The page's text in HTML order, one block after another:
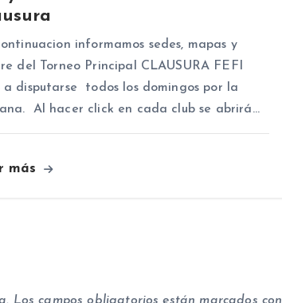
informamos sedes, mapas y
del Torneo Principal CLAUSURA FEFI
a disputarse todos los domingos por la
Al hacer click en cada club se abrirá…
más
Los campos obligatorios están marcados con